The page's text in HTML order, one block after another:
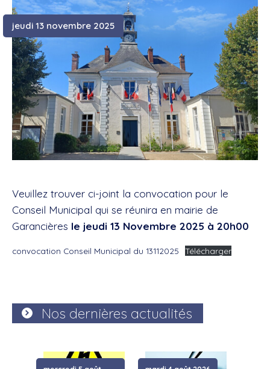
jeudi 13 novembre 2025
Veuillez trouver ci-joint la convocation pour le
Conseil Municipal qui se réunira en mairie de
Garancières le jeudi 13 Novembre 2025 à 20h00
convocation Conseil Municipal du 13112025 Télécharger
Nos dernières actualités